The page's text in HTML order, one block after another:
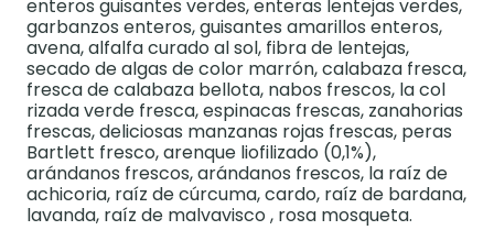
enteros guisantes verdes, enteras lentejas verdes,
garbanzos enteros, guisantes amarillos enteros,
avena, alfalfa curado al sol, fibra de lentejas,
secado de algas de color marrón, calabaza fresca,
fresca de calabaza bellota, nabos frescos, la col
rizada verde fresca, espinacas frescas, zanahorias
frescas, deliciosas manzanas rojas frescas, peras
Bartlett fresco, arenque liofilizado (0,1%),
arándanos frescos, arándanos frescos, la raíz de
achicoria, raíz de cúrcuma, cardo, raíz de bardana,
lavanda, raíz de malvavisco , rosa mosqueta.